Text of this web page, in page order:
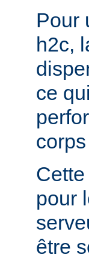
Pour
h2c,
ce
pour
être